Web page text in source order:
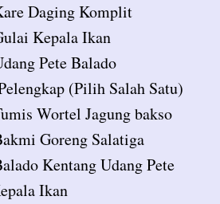
Daging Komplit
Kepala Ikan
Pete Balado
(Pilih Salah Satu)
Wortel Jagung bakso
Goreng Salatiga
Kentang Udang Pete
Ikan